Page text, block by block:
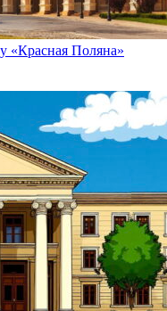
«Красная Поляна»